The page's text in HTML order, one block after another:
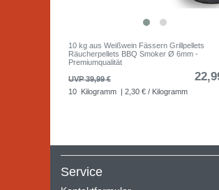
10 kg aus Weißwein Fässern Grillpellets
Räucherpellets BBQ Smoker Ø 6mm -
Premiumqualität
UVP 39,99 €
10 Kilogramm | 2,30 € / Kilogramm
Service